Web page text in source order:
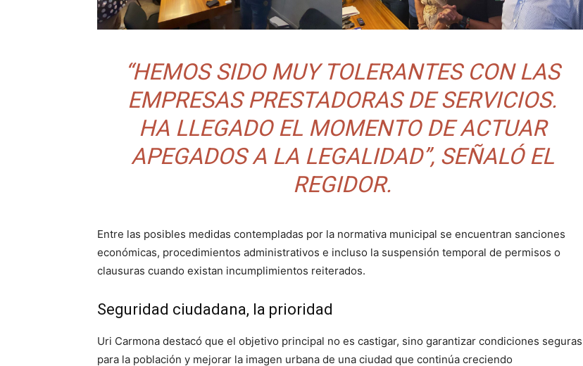
“HEMOS SIDO MUY TOLERANTES CON LAS
EMPRESAS PRESTADORAS DE SERVICIOS.
HA LLEGADO EL MOMENTO DE ACTUAR
APEGADOS A LA LEGALIDAD”, SEÑALÓ EL
REGIDOR.
Entre las posibles medidas contempladas por la normativa municipal se encuentran sanciones
económicas, procedimientos administrativos e incluso la suspensión temporal de permisos o
clausuras cuando existan incumplimientos reiterados.
Seguridad ciudadana, la prioridad
Uri Carmona destacó que el objetivo principal no es castigar, sino garantizar condiciones seguras
para la población y mejorar la imagen urbana de una ciudad que continúa creciendo